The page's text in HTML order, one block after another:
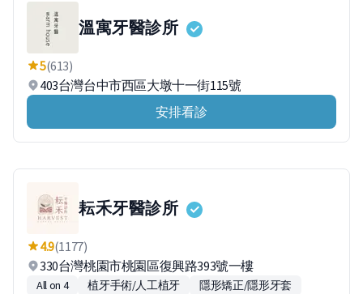
溫寓牙醫診所
5(613)
403台灣台中市西區大墩十一街115號
安排看診
耘禾牙醫診所
4.9(1177)
330台灣桃園市桃園區復興路393號一樓
All on 4 植牙手術/人工植牙
隱形矯正/隱形牙套